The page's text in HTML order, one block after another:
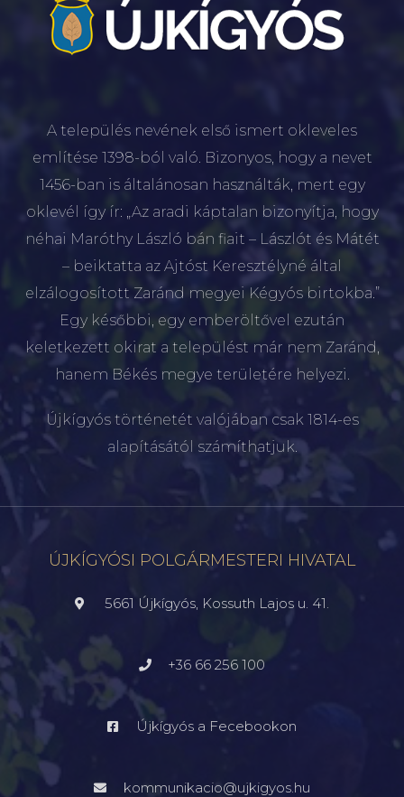
A település nevének első ismert okleveles
említése 1398-ból való. Bizonyos, hogy a nevet
1456-ban is általánosan használták, mert egy
oklevél így ír: „Az aradi káptalan bizonyítja, hogy
néhai Maróthy László bán fiait – Lászlót és Mátét
– beiktatta az Ajtóst Keresztélyné által
elzálogosított Zaránd megyei Kégyós birtokba.”
Egy későbbi, egy emberöltővel ezután
keletkezett okirat a települést már nem Zaránd,
hanem Békés megye területére helyezi.
Újkígyós történetét valójában csak 1814-es
alapításától számíthatjuk.
ÚJKÍGYÓSI POLGÁRMESTERI HIVATAL
5661 Újkígyós, Kossuth Lajos u. 41.
+36 66 256 100
Újkígyós a Fecebookon
kommunikacio@ujkigyos.hu